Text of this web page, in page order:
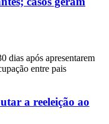
dias após apresentarem
entre pais
a reeleição ao